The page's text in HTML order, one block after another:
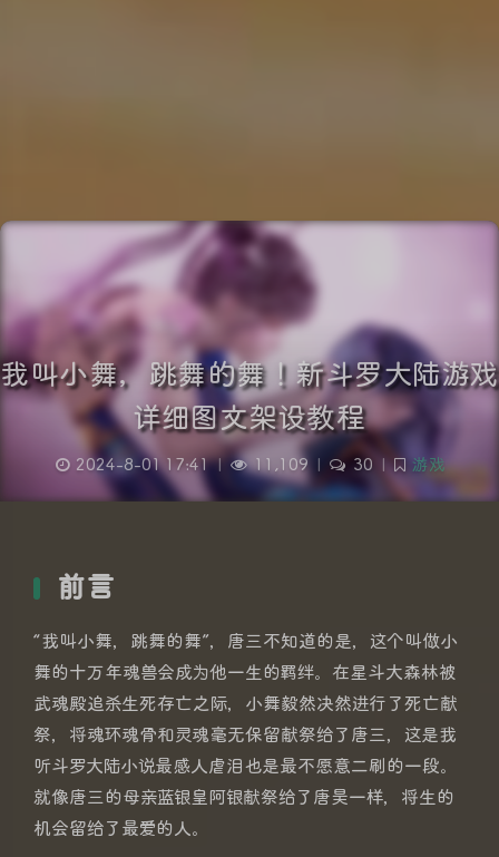
我叫小舞，跳舞的舞！新斗罗大陆游戏
详细图文架设教程
2024-8-01 17:41 | 11,109 30 游戏
前言
“我叫小舞，跳舞的舞”，唐三不知道的是，这个叫做小
舞的十万年魂兽会成为他一生的羁绊。在星斗大森林被
武魂殿追杀生死存亡之际，小舞毅然决然进行了死亡献
祭，将魂环魂骨和灵魂毫无保留献祭给了唐三，这是我
听斗罗大陆小说最感人虐泪也是最不愿意二刷的一段。
就像唐三的母亲蓝银皇阿银献祭给了唐昊一样，将生的
机会留给了最爱的人。